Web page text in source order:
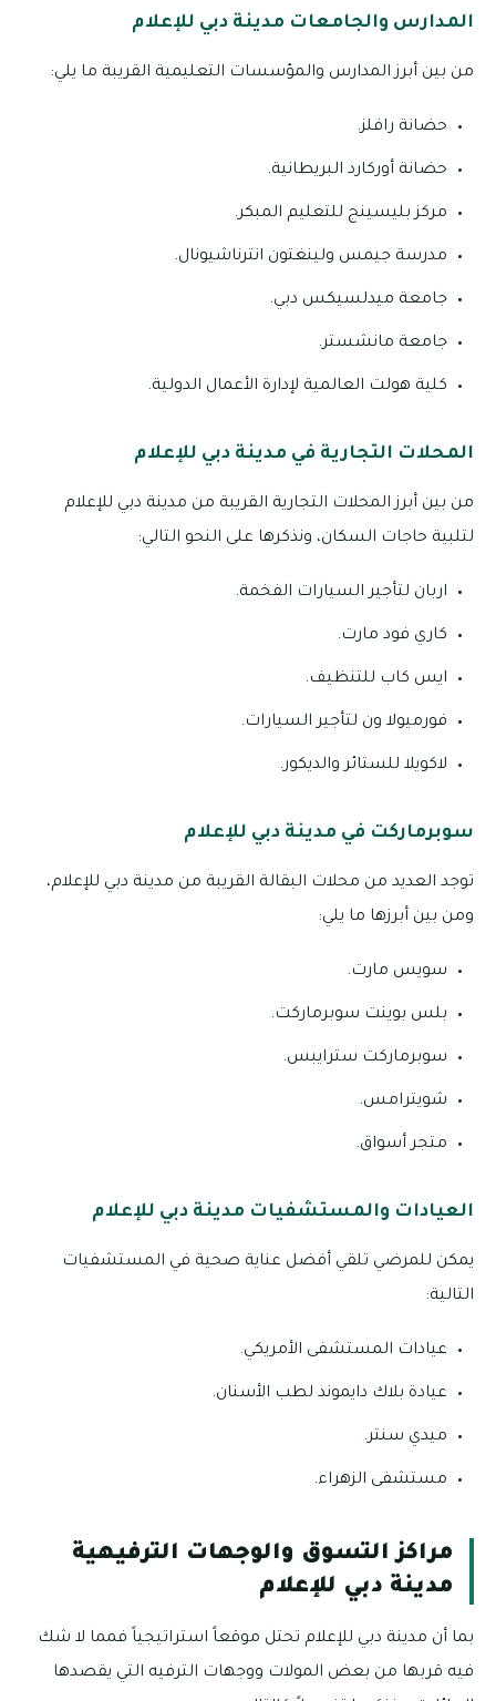
المدارس والجامعات مدينة دبي للإعلام
من بين أبرز المدارس والمؤسسات التعليمية القريبة ما يلي:
حضانة رافلز.
حضانة أوركارد البريطانية.
مركز بليسينج للتعليم المبكر.
مدرسة جيمس ولينغتون انترناشيونال.
جامعة ميدلسيكس دبي.
جامعة مانشستر.
كلية هولت العالمية لإدارة الأعمال الدولية.
المحلات التجارية في مدينة دبي للإعلام
من بين أبرز المحلات التجارية القريبة من مدينة دبي للإعلام
لتلبية حاجات السكان، ونذكرها على النحو التالي:
اربان لتأجير السيارات الفخمة.
كاري فود مارت.
ايس كاب للتنظيف.
فورميولا ون لتأجير السيارات.
لاكويلا للستائر والديكور.
سوبرماركت في مدينة دبي للإعلام
توجد العديد من محلات البقالة القريبة من مدينة دبي للإعلام،
ومن بين أبرزها ما يلي:
سويس مارت.
بلس بوينت سوبرماركت.
سوبرماركت سترايبس.
شويترامس.
متجر أسواق.
العيادات والمستشفيات مدينة دبي للإعلام
يمكن للمرضي تلقي أفضل عناية صحية في المستشفيات
التالية:
عيادات المستشفى الأمريكي.
عيادة بلاك دايموند لطب الأسنان.
ميدي سنتر.
مستشفى الزهراء.
مراكز التسوق والوجهات الترفيهية
مدينة دبي للإعلام
بما أن مدينة دبي للإعلام تحتل موقعاً استراتيجياً فمما لا شك
فيه قربها من بعض المولات ووجهات الترفيه التي يقصدها